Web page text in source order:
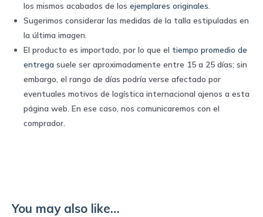
los mismos acabados de los ejemplares originales
Sugerimos considerar las medidas de la talla estipuladas en
la última imagen.
El producto es importado, por lo que el tiempo promedio de
entrega suele ser aproximadamente entre 15 a 25 días; sin
embargo, el rango de días podría verse afectado por
eventuales motivos de logística internacional ajenos a esta
página web. En ese caso, nos comunicaremos con el
comprador.
You may also like…